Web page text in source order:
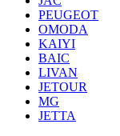
PEUGEOT
OMODA
KAIYI
BAIC
LIVAN
JETOUR
MG
JETTA